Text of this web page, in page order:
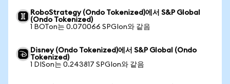
RoboStrategy (Ondo Tokenized)에서 S&P Global
(Ondo Tokenized)
1 BOTon는 0.070066 SPGIon와 같음
Disney (Ondo Tokenized)에서 S&P Global (Ondo
Tokenized)
1 DISon는 0.243817 SPGIon와 같음